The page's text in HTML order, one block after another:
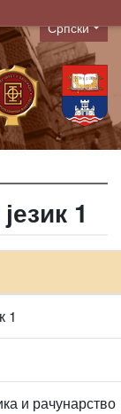
Language
Српски
1
1
и рачунарство